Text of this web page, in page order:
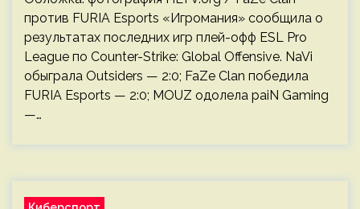
против FURIA Esports «Игромания» сообщила о
результатах последних игр плей-офф ESL Pro
League по Counter-Strike: Global Offensive. NaVi
обыграла Outsiders — 2:0; FaZe Clan победила
FURIA Esports — 2:0; MOUZ одолела paiN Gaming
—…